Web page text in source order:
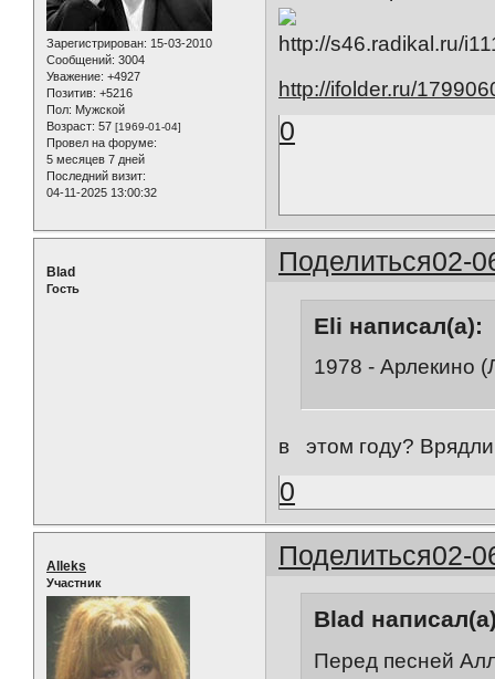
Зарегистрирован: 15-03-2010
Сообщений: 3004
Уважение: +4927
Позитив: +5216
Пол: Мужской
Возраст: 57 [1969-01-04]
Провел на форуме:
5 месяцев 7 дней
Последний визит:
04-11-2025 13:00:32
http://ifolder.ru/
0
Поделиться02-
Blad
Гость
Eli написал(а):
1978 - Арлекино
в этом году?
0
Поделиться02-
Alleks
Участник
Blad
Перед песней